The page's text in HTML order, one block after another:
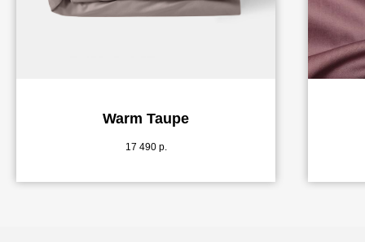
Warm Taupe
17 490 р.